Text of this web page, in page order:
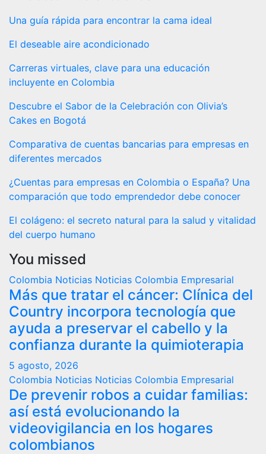
Una guía rápida para encontrar la cama ideal
El deseable aire acondicionado
Carreras virtuales, clave para una educación
incluyente en Colombia
Descubre el Sabor de la Celebración con Olivia’s
Cakes en Bogotá
Comparativa de cuentas bancarias para empresas en
diferentes mercados
¿Cuentas para empresas en Colombia o España? Una
comparación que todo emprendedor debe conocer
El colágeno: el secreto natural para la salud y vitalidad
del cuerpo humano
You missed
Colombia Noticias Noticias Colombia Empresarial
Más que tratar el cáncer: Clínica del
Country incorpora tecnología que
ayuda a preservar el cabello y la
confianza durante la quimioterapia
5 agosto, 2026
Colombia Noticias Noticias Colombia Empresarial
De prevenir robos a cuidar familias:
así está evolucionando la
videovigilancia en los hogares
colombianos